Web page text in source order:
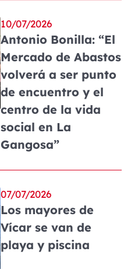
10/07/2026
Antonio Bonilla: “El
Mercado de Abastos
volverá a ser punto
de encuentro y el
centro de la vida
social en La
Gangosa”
07/07/2026
Los mayores de
Vícar se van de
playa y piscina